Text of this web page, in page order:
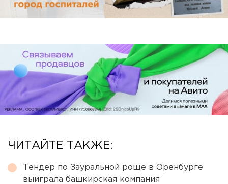
ЧИТАЙТЕ ТАКЖЕ:
Тендер по Зауральной роще в Оренбурге
выиграла башкирская компания